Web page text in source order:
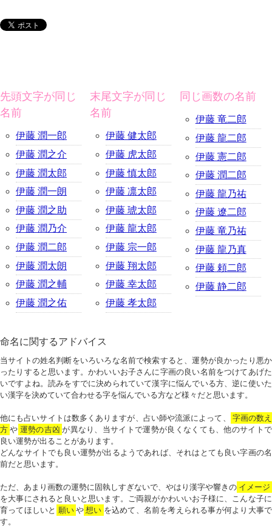
先頭文字が同じ
名前
伊藤 潤一郎
伊藤 潤之介
伊藤 潤太郎
伊藤 潤一朗
伊藤 潤之助
伊藤 潤乃介
伊藤 潤二郎
伊藤 潤太朗
伊藤 潤之輔
伊藤 潤之佑
末尾文字が同じ
名前
伊藤 健太郎
伊藤 虎太郎
伊藤 慎太郎
伊藤 凛太郎
伊藤 琥太郎
伊藤 龍太郎
伊藤 宗一郎
伊藤 翔太郎
伊藤 幸太郎
伊藤 孝太郎
同じ画数の名前
伊藤 竜二郎
伊藤 龍二郎
伊藤 憲二郎
伊藤 潤二郎
伊藤 龍乃祐
伊藤 遼二郎
伊藤 竜乃祐
伊藤 龍乃真
伊藤 頼二郎
伊藤 静二郎
命名に関するアドバイス
当サイトの姓名判断をいろいろな名前で検索すると、運勢が良かったり悪か
ったりすると思います。かわいいお子さんに字画の良い名前をつけてあげた
いですよね。読みをすでに決められていて漢字に悩んでいる方、逆に使いた
い漢字を決めていて合わせる字を悩んでいる方など様々だと思います。
他にも占いサイトは数多くありますが、占い師や流派によって、
字画の数え
方 や 運勢の吉凶 が異なり、当サイトで運勢が良くなくても、他のサイトで
良い運勢が出ることがあります。
どんなサイトでも良い運勢が出るようであれば、それはとても良い字画の名
前だと思います。
ただ、あまり画数の運勢に固執しすぎないで、やはり漢字や響きの イメージ
を大事にされると良いと思います。ご両親がかわいいお子様に、こんな子に
育ってほしいと 願い や 想い を込めて、名前を考えられる事が何より大事で
す。